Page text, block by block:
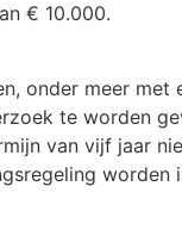
€ 10.000.
onder meer
te worden
van vijf jaar
worden